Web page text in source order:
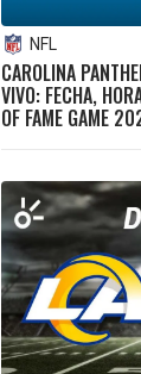
NFL
CAROLINA
VIVO: FECHA,
OF FAME GAME